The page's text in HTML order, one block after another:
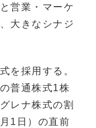
営業・マーケ
大きなシナジ
を採用する。
普通株式1株
レナ株式の割
1日）の直前